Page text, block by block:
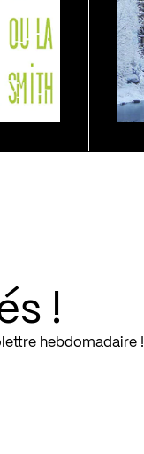
!
hebdomadaire !